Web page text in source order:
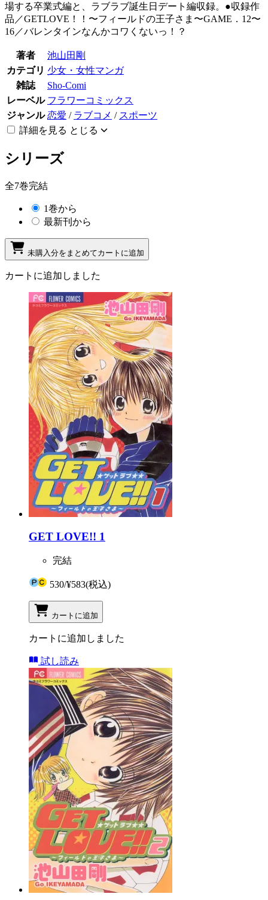
場する卒業式編と、ラブラブ誕生日デート編収録。●収録作
品／GETLOVE！！〜フィールドの王子さま〜GAME．12〜
16／バレンタインなんかコワくないっ！？
著者
池山田剛
カテゴリ 少女・女性マンガ
雑誌
Sho-Comi
レーベル フラワーコミックス
ジャンル 恋愛 / ラブコメ / スポーツ
詳細を見る とじる
シリーズ
全7巻完結
1巻から
最新刊から
未購入分をまとめてカートに追加
カートに追加しました
GET LOVE!! 1
完結
530/¥583(税込)
カートに追加
カートに追加しました
試し読み